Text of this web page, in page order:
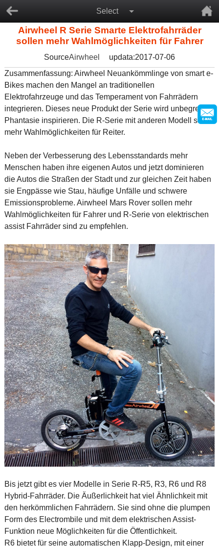
Select
Airwheel R Serie Smarte Elektrofahrräder
sollen mehr Wahlmöglichkeiten für Fahrer
SourceAirwheel
updata:2017-07-06
Zusammenfassung: Airwheel Neuankömmlinge von smart e-
Bikes machen den Mangel an traditionellen
Elektrofahrzeuge und das Temperament von Fahrrädern
integrieren. Dieses neue Produkt der Serie wird unbegrenzte
Phantasie inspirieren. Die R-Serie mit anderen Modell soll
mehr Wahlmöglichkeiten für Reiter.
Neben der Verbesserung des Lebensstandards mehr
Menschen haben ihre eigenen Autos und jetzt dominieren
die Autos die Straßen der Stadt und zur gleichen Zeit haben
sie Engpässe wie Stau, häufige Unfälle und schwere
Emissionsprobleme. Airwheel Mars Rover sollen mehr
Wahlmöglichkeiten für Fahrer und R-Serie von elektrischen
assist Fahrräder sind zu empfehlen.
Bis jetzt gibt es vier Modelle in Serie R-R5, R3, R6 und R8
Hybrid-Fahrräder. Die Äußerlichkeit hat viel Ähnlichkeit mit
den herkömmlichen Fahrrädern. Sie sind ohne die plumpen
Form des Electrombile und mit dem elektrischen Assist-
Funktion neue Möglichkeiten für die Öffentlichkeit.
R6 bietet für seine automatischen Klapp-Design, mit einer